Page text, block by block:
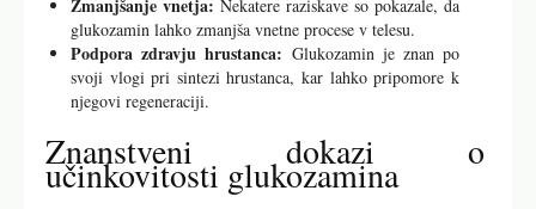
Zmanjšanje vnetja: Nekatere raziskave so pokazale, da
glukozamin lahko zmanjša vnetne procese v telesu.
Podpora zdravju hrustanca: Glukozamin je znan po
svoji vlogi pri sintezi hrustanca, kar lahko pripomore k
njegovi regeneraciji.
Znanstveni dokazi o
učinkovitosti glukozamina